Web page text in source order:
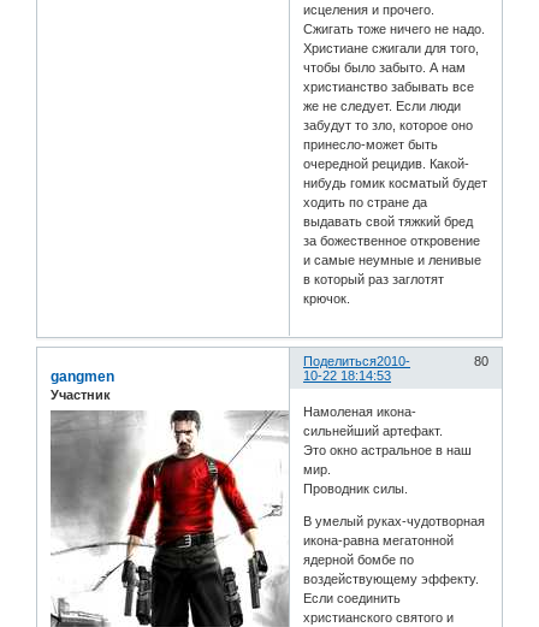
исцеления и прочего.
Сжигать тоже ничего не надо.
Христиане сжигали для того,
чтобы было забыто. А нам
христианство забывать все
же не следует. Если люди
забудут то зло, которое оно
принесло-может быть
очередной рецидив. Какой-
нибудь гомик косматый будет
ходить по стране да
выдавать свой тяжкий бред
за божественное откровение
и самые неумные и ленивые
в который раз заглотят
крючок.
Поделиться 80
2010-
10-22 18:14:53
gangmen
Участник
Намоленая икона-
сильнейший артефакт.
Это окно астральное в наш
мир.
Проводник силы.
В умелый руках-чудотворная
икона-равна мегатонной
ядерной бомбе по
воздействующему эффекту.
Если соединить
христианского святого и